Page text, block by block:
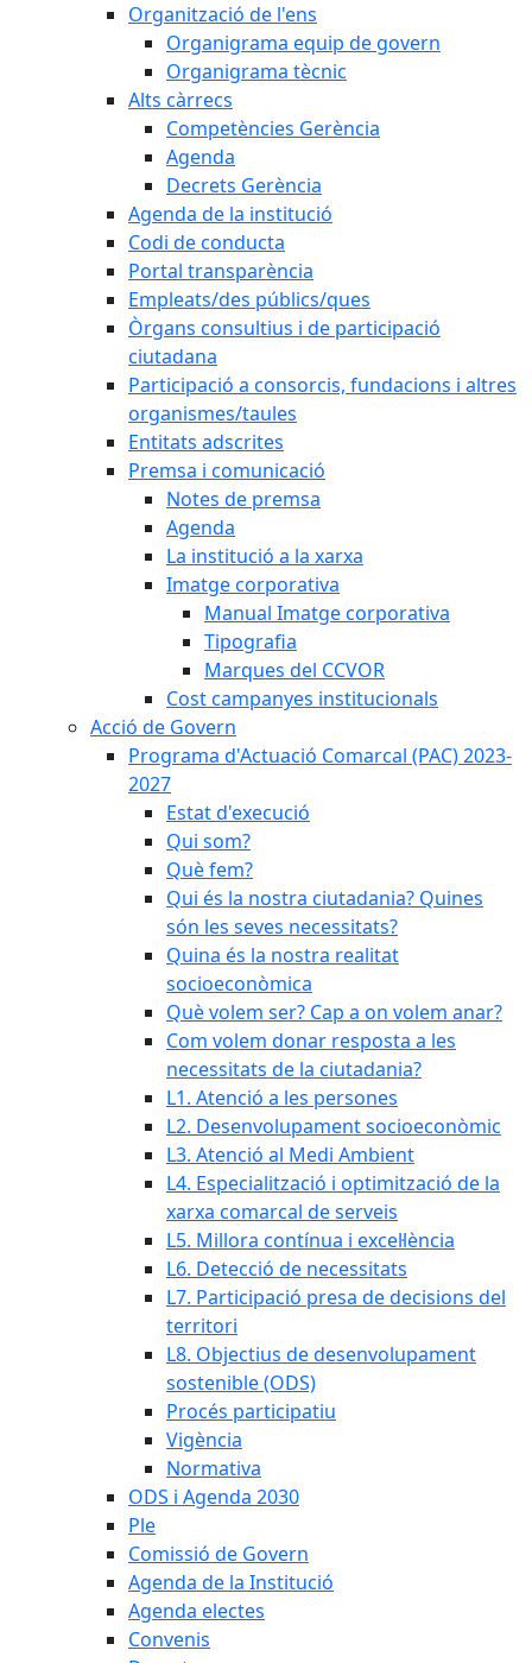
Organització de l'ens
Organigrama equip de govern
Organigrama tècnic
Alts càrrecs
Competències Gerència
Agenda
Decrets Gerència
Agenda de la institució
Codi de conducta
Portal transparència
Empleats/des públics/ques
Òrgans consultius i de participació
ciutadana
Participació a consorcis, fundacions i altres
organismes/taules
Entitats adscrites
Premsa i comunicació
Notes de premsa
Agenda
La institució a la xarxa
Imatge corporativa
Manual Imatge corporativa
Tipografia
Marques del CCVOR
Cost campanyes institucionals
Acció de Govern
Programa d'Actuació Comarcal (PAC) 2023-
2027
Estat d'execució
Qui som?
Què fem?
Qui és la nostra ciutadania? Quines
són les seves necessitats?
Quina és la nostra realitat
socioeconòmica
Què volem ser? Cap a on volem anar?
Com volem donar resposta a les
necessitats de la ciutadania?
L1. Atenció a les persones
L2. Desenvolupament socioeconòmic
L3. Atenció al Medi Ambient
L4. Especialització i optimització de la
xarxa comarcal de serveis
L5. Millora contínua i excel·lència
L6. Detecció de necessitats
L7. Participació presa de decisions del
territori
L8. Objectius de desenvolupament
sostenible (ODS)
Procés participatiu
Vigència
Normativa
ODS i Agenda 2030
Ple
Comissió de Govern
Agenda de la Institució
Agenda electes
Convenis